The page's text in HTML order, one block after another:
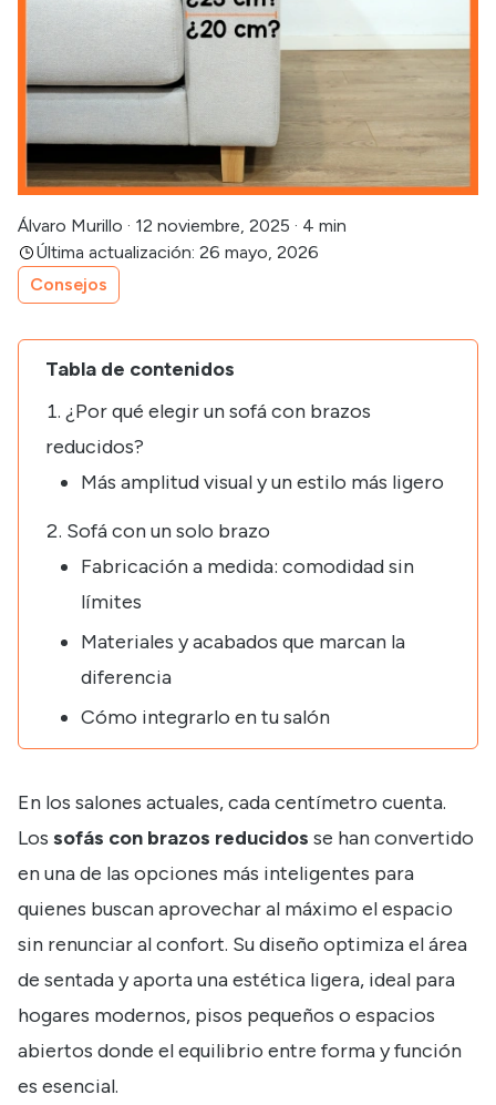
Álvaro Murillo · 12 noviembre, 2025 · 4 min
Última actualización: 26 mayo, 2026
Consejos
Tabla de contenidos
¿Por qué elegir un sofá con brazos
reducidos?
Más amplitud visual y un estilo más ligero
Sofá con un solo brazo
Fabricación a medida: comodidad sin
límites
Materiales y acabados que marcan la
diferencia
Cómo integrarlo en tu salón
En los salones actuales, cada centímetro cuenta.
Los sofás con brazos reducidos se han convertido
en una de las opciones más inteligentes para
quienes buscan aprovechar al máximo el espacio
sin renunciar al confort. Su diseño optimiza el área
de sentada y aporta una estética ligera, ideal para
hogares modernos, pisos pequeños o espacios
abiertos donde el equilibrio entre forma y función
es esencial.